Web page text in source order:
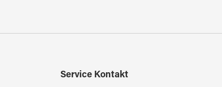
Service Kontakt